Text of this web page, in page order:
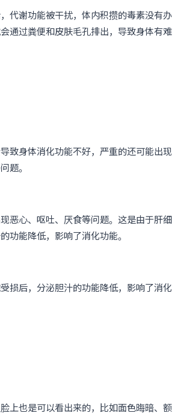
谢功能被干扰，体内积攒的毒素没有办
通过粪便和皮肤毛孔排出，导致身体有难
身体消化功能不好，严重的还可能出现
题。
心、呕吐、厌食等问题。这是由于肝细
功能降低，影响了消化功能。
后，分泌胆汁的功能降低，影响了消化
也是可以看出来的，比如面色晦暗、额